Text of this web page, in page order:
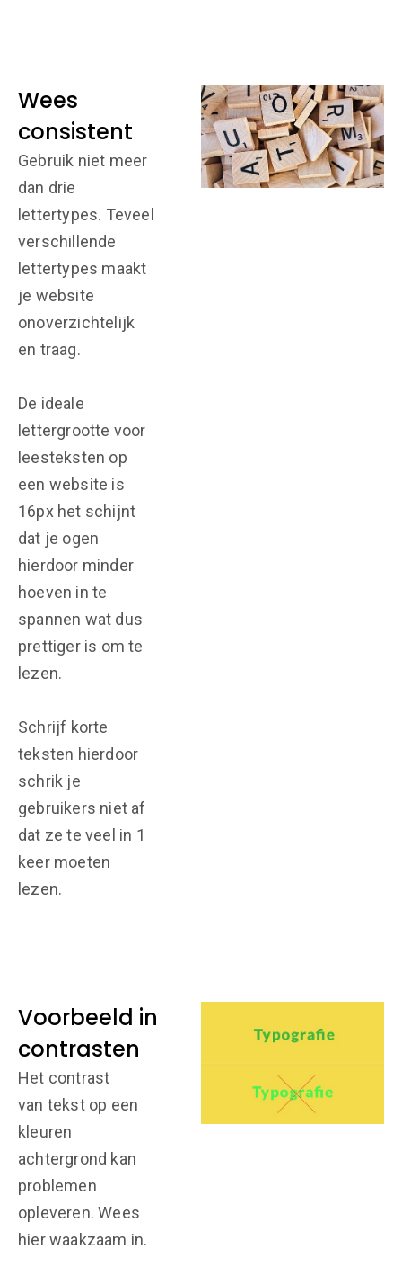
Wees
consistent
Gebruik niet meer
dan drie
lettertypes. Teveel
verschillende
lettertypes maakt
je website
onoverzichtelijk
en traag.
De ideale
lettergrootte voor
leesteksten op
een website is
16px het schijnt
dat je ogen
hierdoor minder
hoeven in te
spannen wat dus
prettiger is om te
lezen.
Schrijf korte
teksten hierdoor
schrik je
gebruikers niet af
dat ze te veel in 1
keer moeten
lezen.
Voorbeeld in
contrasten
Het contrast
van tekst op een
kleuren
achtergrond kan
problemen
opleveren. Wees
hier waakzaam in.